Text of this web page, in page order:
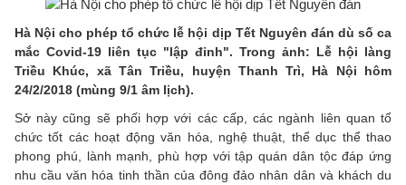
Hà Nội cho phép tổ chức lễ hội dịp Tết Nguyên đán dù số ca
mắc Covid-19 liên tục "lập đỉnh". Trong ảnh: Lễ hội làng
Triều Khúc, xã Tân Triều, huyện Thanh Trì, Hà Nội hôm
24/2/2018 (mùng 9/1 âm lịch).
Sở này cũng sẽ phối hợp với các cấp, các ngành liên quan tổ
chức tốt các hoạt động văn hóa, nghệ thuật, thể dục thể thao
phong phú, lành mạnh, phù hợp với tập quán dân tộc đáp ứng
nhu cầu văn hóa tinh thần của đông đảo nhân dân và khách du